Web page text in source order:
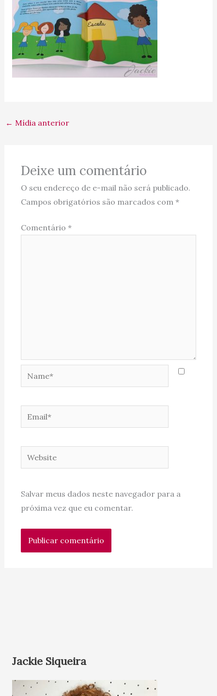
← Mídia anterior
Deixe um comentário
O seu endereço de e-mail não será publicado.
Campos obrigatórios são marcados com *
Comentário *
Name*
Email*
Website
Salvar meus dados neste navegador para a
próxima vez que eu comentar.
Jackie Siqueira